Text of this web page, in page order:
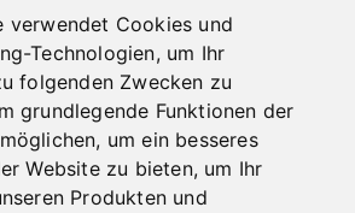
verwendet Cookies und
Technologien, um Ihr
folgenden Zwecken zu
grundlegende Funktionen der
, um ein besseres
Website zu bieten, um Ihr
Produkten und